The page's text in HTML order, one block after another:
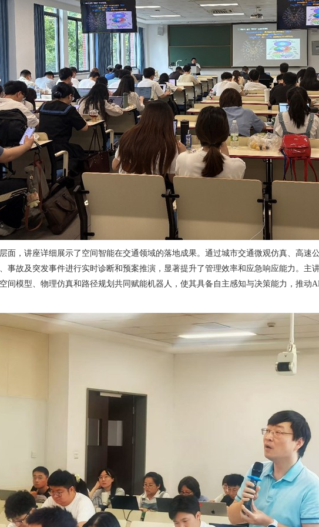
面，讲座详细展示了空间智能在交通领域的落地成果。通过城市交通微观仿真、高速
事故及突发事件进行实时诊断和预案推演，显著提升了管理效率和应急响应能力。主
间模型、物理仿真和路径规划共同赋能机器人，使其具备自主感知与决策能力，推动